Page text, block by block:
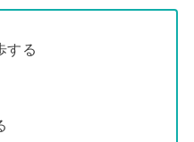
する